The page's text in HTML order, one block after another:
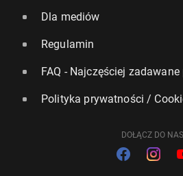
Dla mediów
Regulamin
FAQ - Najczęściej
Polityka prywatności /
DOŁĄCZ DO